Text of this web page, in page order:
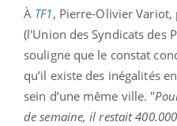
À TF1, Pierre-Olivier Variot,
(l'Union des Syndicats des
souligne que le constat
qu’il existe des inégalités
sein d’une même ville. "
de semaine, il restait